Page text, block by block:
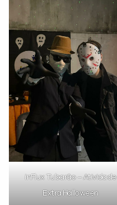
inFlux Tubarão – Atividade
Extra Halloween
VOLTAR